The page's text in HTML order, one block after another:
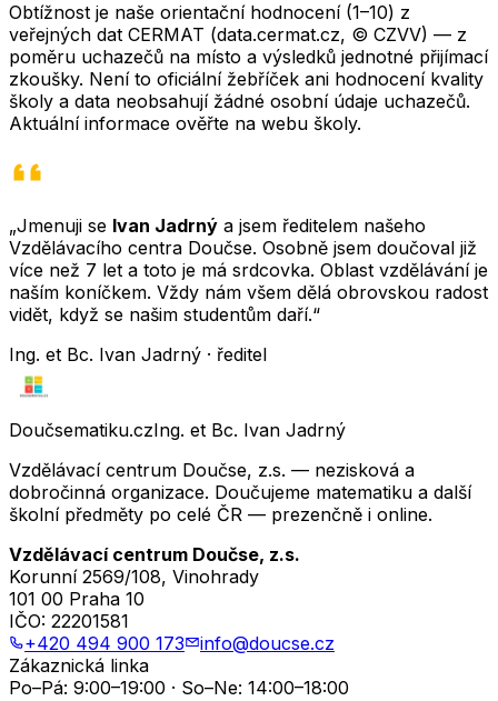
Obtížnost je naše orientační hodnocení (1–10) z
veřejných dat CERMAT (data.cermat.cz, © CZVV) — z
poměru uchazečů na místo a výsledků jednotné přijímací
zkoušky. Není to oficiální žebříček ani hodnocení kvality
školy a data neobsahují žádné osobní údaje uchazečů.
Aktuální informace ověřte na webu školy.
„Jmenuji se Ivan Jadrný a jsem ředitelem našeho
Vzdělávacího centra Doučse. Osobně jsem doučoval již
více než 7 let a toto je má srdcovka. Oblast vzdělávání je
naším koníčkem. Vždy nám všem dělá obrovskou radost
vidět, když se našim studentům daří.“
Ing. et Bc. Ivan Jadrný · ředitel
Doučsematiku.czIng. et Bc. Ivan Jadrný
Vzdělávací centrum Doučse, z.s. — nezisková a
dobročinná organizace. Doučujeme matematiku a další
školní předměty po celé ČR — prezenčně i online.
Vzdělávací centrum Doučse, z.s.
Korunní 2569/108, Vinohrady
101 00 Praha 10
IČO: 22201581
+420 494 900 173
info@doucse.cz
Zákaznická linka
Po–Pá: 9:00–19:00 · So–Ne: 14:00–18:00